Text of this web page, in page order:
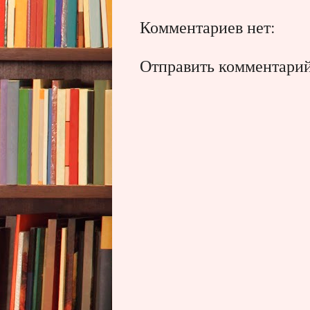
Комментариев нет:
Отправить